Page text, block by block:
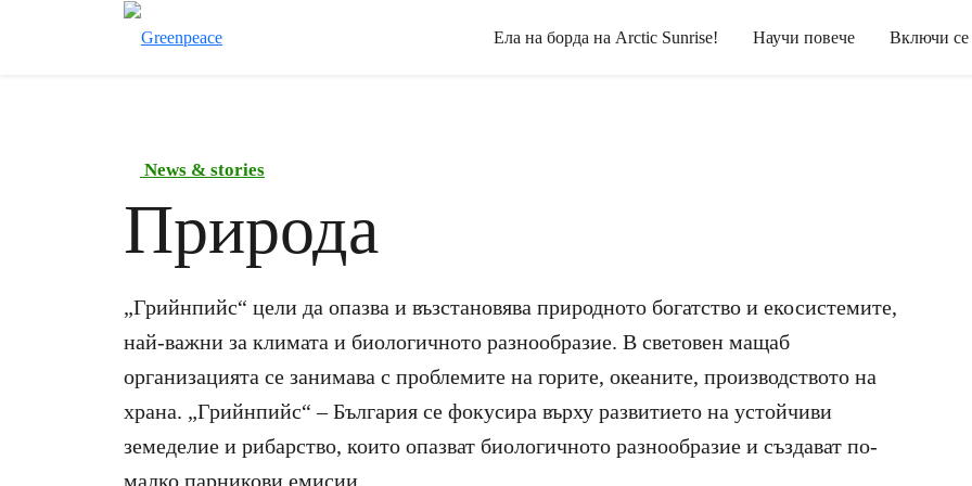
Ела на борда на Arctic Sunrise! Научи повече Включи се
News & stories
Природа
„Грийнпийс“ цели да опазва и възстановява природното богатство и екосистемите,
най-важни за климата и биологичното разнообразие. В световен мащаб
организацията се занимава с проблемите на горите, океаните, производството на
храна. „Грийнпийс“ – България се фокусира върху развитието на устойчиви
земеделие и рибарство, които опазват биологичното разнообразие и създават по-
малко парникови емисии.